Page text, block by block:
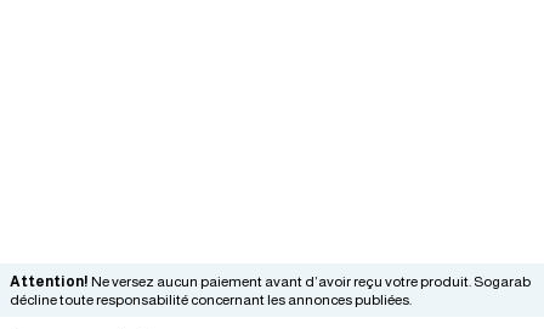
Attention! Ne versez aucun paiement avant d’avoir reçu votre produit. Sogarab
décline toute responsabilité concernant les annonces publiées.